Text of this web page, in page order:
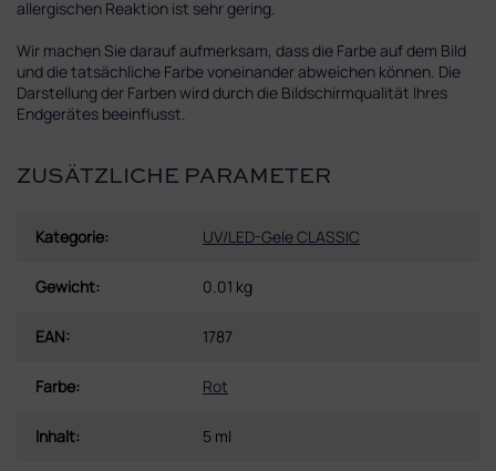
allergischen Reaktion ist sehr gering.
Wir machen Sie darauf aufmerksam, dass die Farbe auf dem Bild
und die tatsächliche Farbe voneinander abweichen können. Die
Darstellung der Farben wird durch die Bildschirmqualität Ihres
Endgerätes beeinflusst.
ZUSÄTZLICHE PARAMETER
Kategorie: UV/LED-Gele CLASSIC
Gewicht: 0.01 kg
EAN: 1787
Farbe: Rot
Inhalt: 5 ml